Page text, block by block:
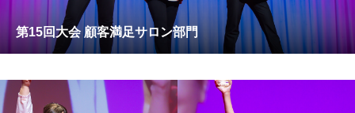
第15回大会 顧客満足サロン部門